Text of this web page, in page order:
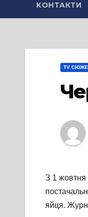
КОНТАКТИ
TV
З 1 жовтня
яйця.